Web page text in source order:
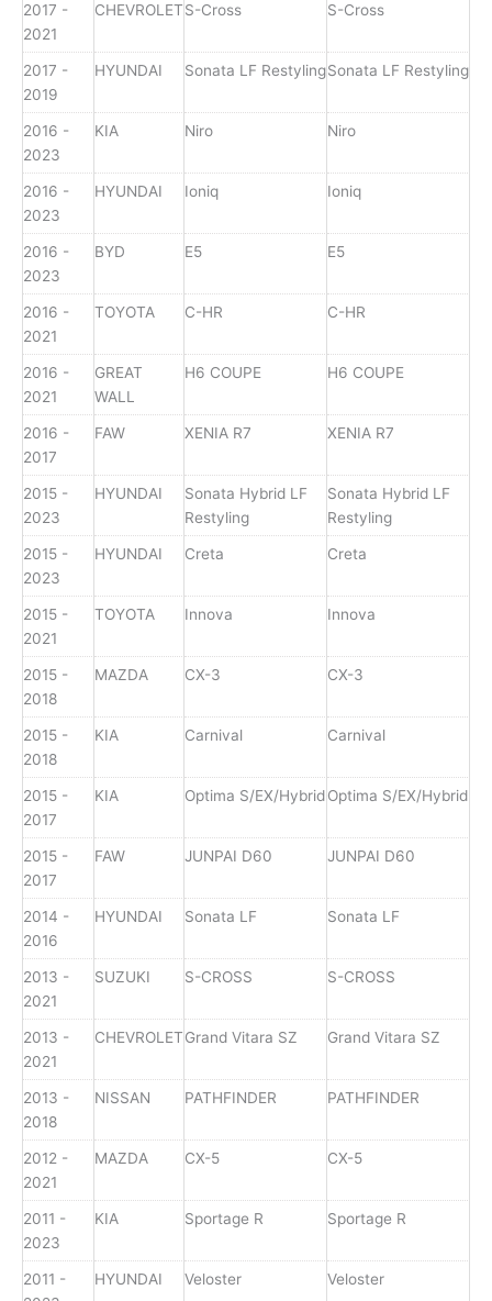
2017 -
2021
CHEVROLETS-Cross S-Cross
2017 -
2019
HYUNDAI Sonata LF RestylingSonata LF Restyling
2016 -
2023
KIA Niro Niro
2016 -
2023
HYUNDAI Ioniq Ioniq
2016 -
2023
BYD E5 E5
2016 -
2021
TOYOTA C-HR C-HR
2016 -
2021
GREAT
WALL
H6 COUPE H6 COUPE
2016 -
2017
FAW XENIA R7 XENIA R7
2015 -
2023
HYUNDAI
Sonata Hybrid LF
Restyling
Sonata Hybrid LF
Restyling
2015 -
2023
HYUNDAI Creta Creta
2015 -
2021
TOYOTA Innova Innova
2015 -
2018
MAZDA CX-3 CX-3
2015 -
2018
KIA Carnival Carnival
2015 -
2017
KIA Optima S/EX/HybridOptima S/EX/Hybrid
2015 -
2017
FAW JUNPAI D60 JUNPAI D60
2014 -
2016
HYUNDAI Sonata LF Sonata LF
2013 -
2021
SUZUKI S-CROSS S-CROSS
2013 -
2021
CHEVROLETGrand Vitara SZ Grand Vitara SZ
2013 -
2018
NISSAN PATHFINDER PATHFINDER
2012 -
2021
MAZDA CX-5 CX-5
2011 -
2023
KIA Sportage R Sportage R
2011 -
HYUNDAI Veloster Veloster